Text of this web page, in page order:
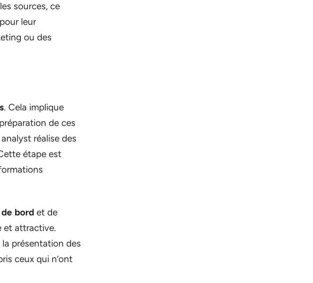
sources, ce
leur
ou des
. Cela implique
de ces
réalise des
étape est
bord et de
et attractive.
la présentation des
ceux qui n’ont